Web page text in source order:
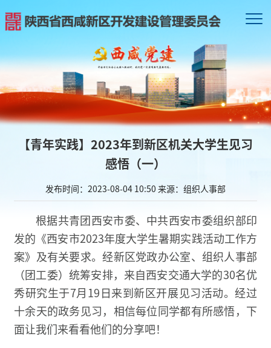
【青年实践】2023年到新区机关大学生见习
感悟（一）
发布时间：2023-08-04 10:50 来源：组织人事部
根据共青团西安市委、中共西安市委组织部印
发的《西安市2023年度大学生暑期实践活动工作方
案》及有关要求。经新区党政办公室、组织人事部
（团工委）统筹安排，来自西安交通大学的30名优
秀研究生于7月19日来到新区开展见习活动。经过
十余天的政务见习，相信每位同学都有所感悟，下
面让我们来看看他们的分享吧！